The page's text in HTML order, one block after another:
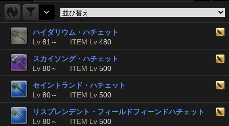
ハイダリウム・ハチェット
Lv 81～ ITEM Lv 480
スカイソング・ハチェット
Lv 80～ ITEM Lv 500
セイントランド・ハチェット
Lv 80～ ITEM Lv 500
リスプレンデント・フィールドフィーンドハチェット
Lv 80～ ITEM Lv 500